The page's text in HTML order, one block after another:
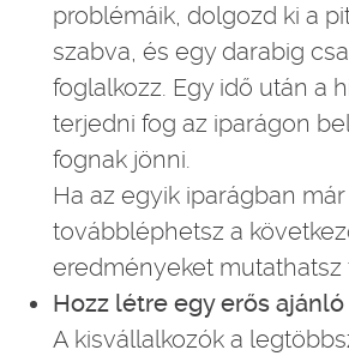
problémáik, dolgozd ki a
szabva, és egy darabig
foglalkozz. Egy idő után a
terjedni fog az iparágon
fognak jönni.
Ha az egyik iparágban
továbbléphetsz a
eredményeket mutathatsz
Hozz létre egy erős
A kisvállalkozók a